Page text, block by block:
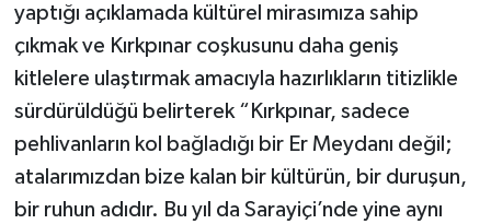
yaptığı açıklamada kültürel mirasımıza sahip
çıkmak ve Kırkpınar coşkusunu daha geniş
kitlelere ulaştırmak amacıyla hazırlıkların titizlikle
sürdürüldüğü belirterek “Kırkpınar, sadece
pehlivanların kol bağladığı bir Er Meydanı değil;
atalarımızdan bize kalan bir kültürün, bir duruşun,
bir ruhun adıdır. Bu yıl da Sarayiçi’nde yine aynı